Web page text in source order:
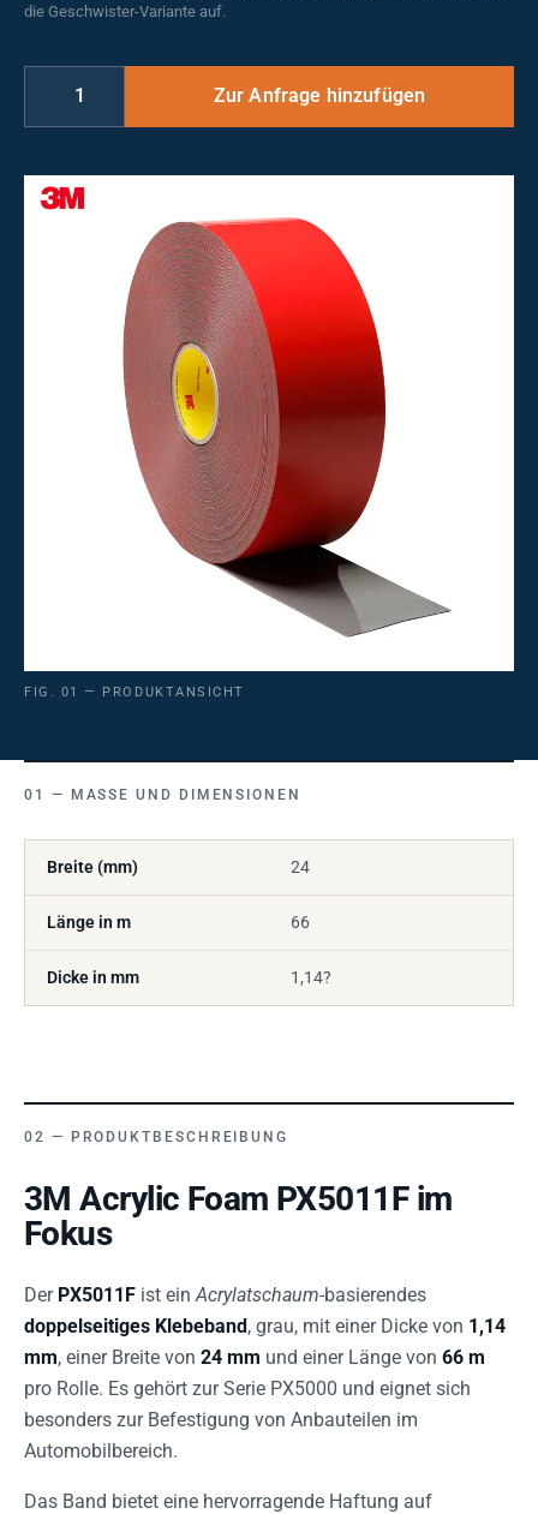
die Geschwister-Variante auf.
FIG. 01 — PRODUKTANSICHT
MASSE UND DIMENSIONEN
Breite (mm) 24
Länge in m 66
Dicke in mm 1,14?
PRODUKTBESCHREIBUNG
3M Acrylic Foam PX5011F im
Fokus
Der PX5011F ist einAcrylatschaum-basierendes
doppelseitiges Klebeband, grau, mit einer Dicke von 1,14
mm, einer Breite von 24 mm und einer Länge von 66 m
pro Rolle. Es gehört zur Serie PX5000 und eignet sich
besonders zur Befestigung von Anbauteilen im
Automobilbereich.
Das Band bietet eine hervorragende Haftung auf